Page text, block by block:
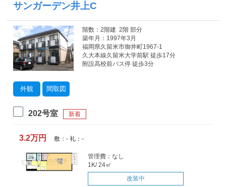
サンガーデン井上C
外観 間取図
階数：2階建 2階 部分
築年月：1997年3月
福岡県久留米市御井町1967-1
久大本線久留米大学前駅 徒歩17分
附設高校前バス停 徒歩3分
202号室 新着
3.2万円 敷：- 礼：-
管理費：なし
1K/ 24㎡
改装中